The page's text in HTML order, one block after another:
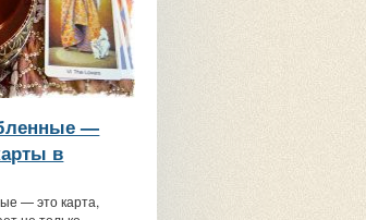
—
в
— это карта,